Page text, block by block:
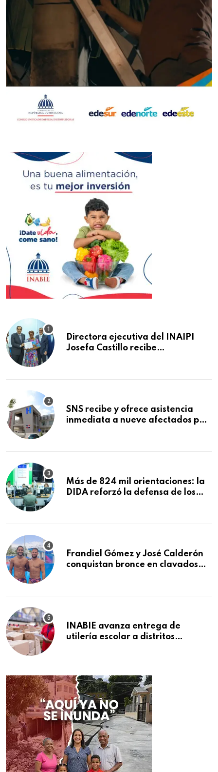
Directora ejecutiva del INAIPI
Josefa Castillo recibe
SNS recibe y ofrece asistencia
inmediata a nueve afectados por
Macorís
Más de 824 mil orientaciones: la
DIDA reforzó la defensa de los
Frandiel Gómez y José Calderón
conquistan bronce en clavados
INABIE avanza entrega de
utilería escolar a distritos